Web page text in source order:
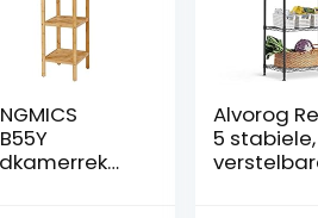
Alvorog
5 stabiele,